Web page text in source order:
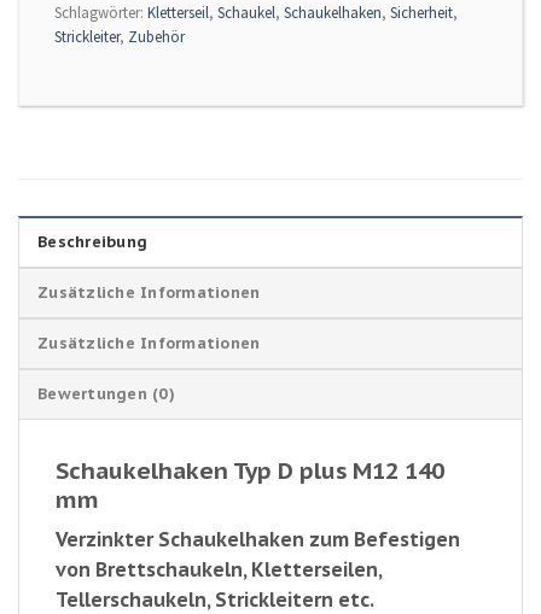
Schlagwörter: Kletterseil, Schaukel, Schaukelhaken, Sicherheit,
Strickleiter, Zubehör
Beschreibung
Zusätzliche Informationen
Zusätzliche Informationen
Bewertungen (0)
Schaukelhaken Typ D plus M12 140
mm
Verzinkter Schaukelhaken zum Befestigen
von Brettschaukeln, Kletterseilen,
Tellerschaukeln, Strickleitern etc.